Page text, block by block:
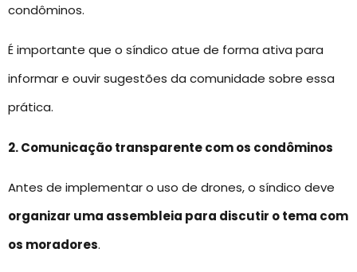
condôminos.
É importante que o síndico atue de forma ativa para
informar e ouvir sugestões da comunidade sobre essa
prática.
2. Comunicação transparente com os condôminos
Antes de implementar o uso de drones, o síndico deve
organizar uma assembleia para discutir o tema com
os moradores.